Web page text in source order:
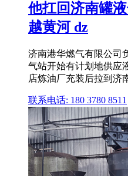
他扛回济南罐
越黄河 dz
济南港华燃气有限公司
气站开始有计划地供应
店炼油厂充装后拉到济
联系电话: 180 3780 8511